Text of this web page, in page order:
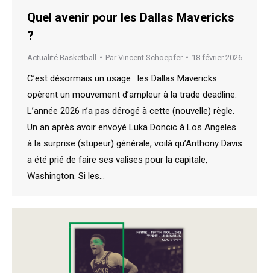
Quel avenir pour les Dallas Mavericks
?
Actualité Basketball Par Vincent Schoepfer 18 février 2026
C’est désormais un usage : les Dallas Mavericks
opèrent un mouvement d’ampleur à la trade deadline.
L’année 2026 n’a pas dérogé à cette (nouvelle) règle.
Un an après avoir envoyé Luka Doncic à Los Angeles
à la surprise (stupeur) générale, voilà qu’Anthony Davis
a été prié de faire ses valises pour la capitale,
Washington. Si les…